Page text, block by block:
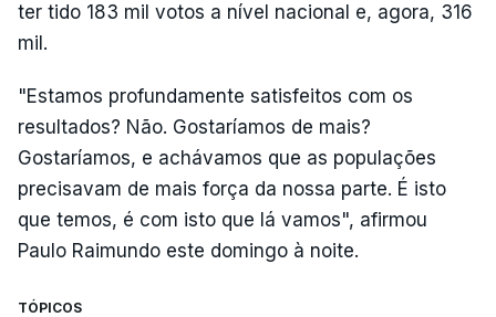
ter tido 183 mil votos a nível nacional e, agora, 316
mil.
"Estamos profundamente satisfeitos com os
resultados? Não. Gostaríamos de mais?
Gostaríamos, e achávamos que as populações
precisavam de mais força da nossa parte. É isto
que temos, é com isto que lá vamos", afirmou
Paulo Raimundo este domingo à noite.
TÓPICOS